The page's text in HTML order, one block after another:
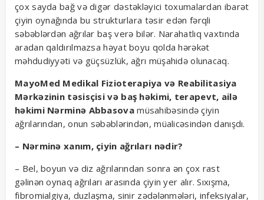
çox sayda bağ və digər dəstəkləyici toxumalardan ibarət
çiyin oynağında bu strukturlara təsir edən fərqli
səbəblərdən ağrılar baş verə bilər. Narahatlıq vaxtında
aradan qaldırılmazsa həyat boyu qolda hərəkət
məhdudiyyəti və güçsüzlük, ağrı müşahidə olunacaq.
MayoMed Medikal Fizioterapiya və Reabilitasiya
Mərkəzinin təsisçisi və baş həkimi, terapevt, ailə
həkimi Nərminə Abbasovamüsahibəsində çiyin
ağrılarından, onun səbəblərindən, müalicəsindən danışdı.
– Nərminə xanım, çiyin ağrıları nədir?
– Bel, boyun və diz ağrılarından sonra ən çox rast
gəlinən oynaq ağrıları arasında çiyin yer alır. Sıxışma,
fibromialgiya, duzlaşma, sinir zədələnmələri, infeksiyalar,